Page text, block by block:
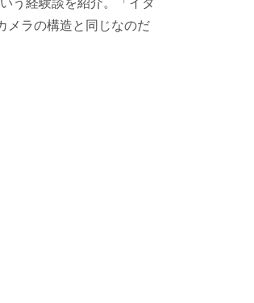
う経験談を紹介。「イタ
メラの構造と同じなのだ